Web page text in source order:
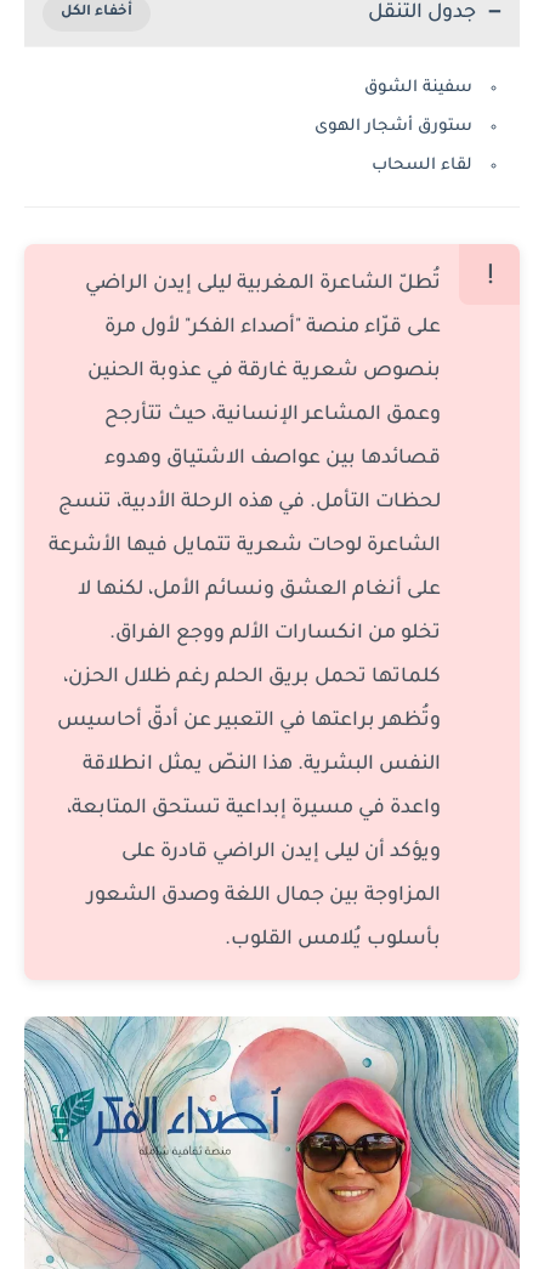
جدول التنقل
سفينة الشوق
ستورق أشجار الهوى
لقاء السحاب
تُطلّ الشاعرة المغربية ليلى إيدن الراضي
على قرّاء منصة "أصداء الفكر" لأول مرة
بنصوص شعرية غارقة في عذوبة الحنين
وعمق المشاعر الإنسانية، حيث تتأرجح
قصائدها بين عواصف الاشتياق وهدوء
لحظات التأمل. في هذه الرحلة الأدبية، تنسج
الشاعرة لوحات شعرية تتمايل فيها الأشرعة
على أنغام العشق ونسائم الأمل، لكنها لا
تخلو من انكسارات الألم ووجع الفراق.
كلماتها تحمل بريق الحلم رغم ظلال الحزن،
وتُظهر براعتها في التعبير عن أدقّ أحاسيس
النفس البشرية. هذا النصّ يمثل انطلاقة
واعدة في مسيرة إبداعية تستحق المتابعة،
ويؤكد أن ليلى إيدن الراضي قادرة على
المزاوجة بين جمال اللغة وصدق الشعور
بأسلوب يُلامس القلوب.